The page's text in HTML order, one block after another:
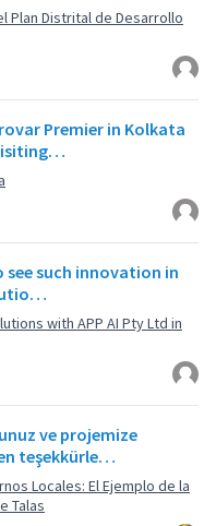
Plan Distrital de Desarrollo
Premier in Kolkata
such innovation in
with APP AI Pty Ltd in
ve projemize
teşekkürle…
Locales: El Ejemplo de la
Talas